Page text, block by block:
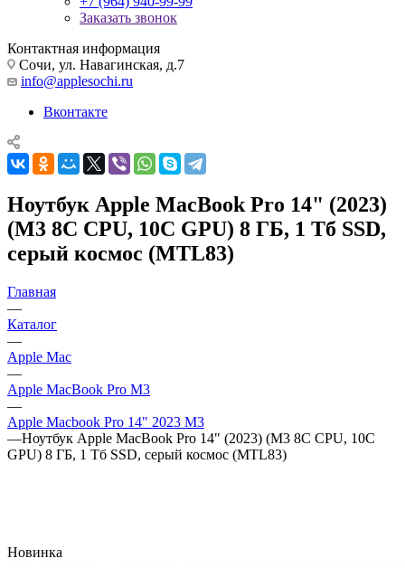
Заказать звонок
Контактная информация
Сочи, ул. Навагинская, д.7
info@applesochi.ru
Вконтакте
Ноутбук Apple MacBook Pro 14" (2023)
(M3 8C CPU, 10C GPU) 8 ГБ, 1 Тб SSD,
серый космос (MTL83)
Главная
—
Каталог
—
Apple Mac
—
Apple MacBook Pro M3
—
Apple Macbook Pro 14" 2023 M3
—Ноутбук Apple MacBook Pro 14" (2023) (M3 8C CPU, 10C
GPU) 8 ГБ, 1 Тб SSD, серый космос (MTL83)
Новинка